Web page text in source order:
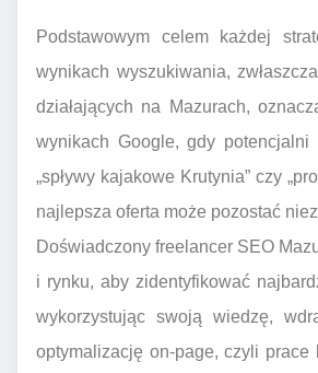
Podstawowym celem każdej
wynikach wyszukiwania,
działających na Mazurach,
wynikach Google, gdy potencjalni
„spływy kajakowe Krutynia” czy
najlepsza oferta może pozostać
Doświadczony freelancer SEO
i rynku, aby zidentyfikować
wykorzystując swoją wiedzę,
optymalizację on-page, czyli prace